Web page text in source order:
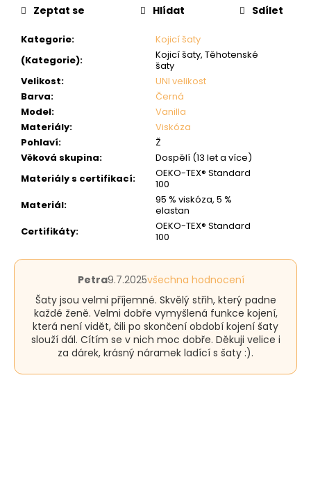
Kategorie:
Kojicí šaty
(Kategorie):
Kojicí šaty, Těhotenské
šaty
Velikost:
UNI velikost
Barva:
Černá
Model:
Vanilla
Materiály:
Viskóza
Pohlaví:
Ž
Věková skupina:
Dospělí (13 let a více)
Materiály s certifikací:
OEKO-TEX® Standard
100
Materiál:
95 % viskóza, 5 %
elastan
Certifikáty:
OEKO-TEX® Standard
100
Zeptat se Hlídat Sdílet
Hodnocení
je
5
z
5
hvězdiček.
Petra9.7.2025všechna hodnocení
Šaty jsou velmi příjemné. Skvělý střih, který padne
každé ženě. Velmi dobře vymyšlená funkce kojení,
která není vidět, čili po skončení období kojení šaty
slouží dál. Cítím se v nich moc dobře. Děkuji velice i
za dárek, krásný náramek ladící s šaty :).